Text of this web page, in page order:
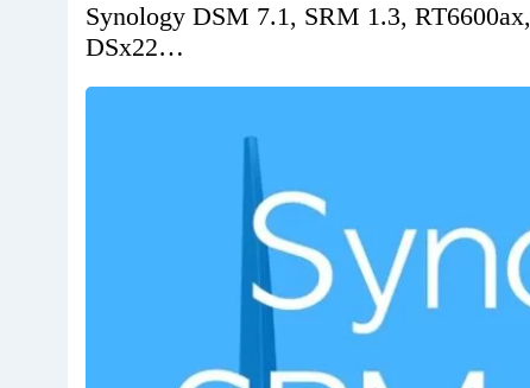
Synology DSM 7.1, SRM 1.3, RT6600ax,
DSx22…